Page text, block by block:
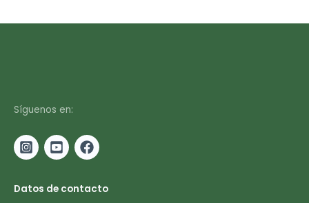
Síguenos en:
Datos de contacto